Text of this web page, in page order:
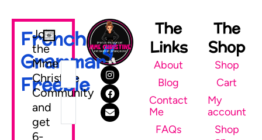
The
Links
About
Blog
Contact
Me
FAQs
The
Shop
Shop
Cart
My
account
Shop
French
Grammar
Freebie
Join
the
Mme
Christine
Community
and
get
6-